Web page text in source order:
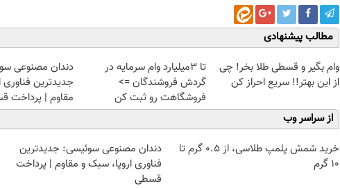
مطالب پیشنهادی
وام بگیر و قسطی طلا بخر! چی
از این بهتر!! سریع احراز کن
تا 3میلیارد وام سرمایه در
گردش فروشندگان =>
فروشگاهت رو ثبت کن
دندان مصنوعی
جدیدترین فناوری
مقاوم | پرداخت
از سراسر وب
خرید شمش پلمپ طلاسی، از ۰.۵ گرم تا
۱۰ گرم
دندان مصنوعی سوئیسی: جدیدترین
فناوری اروپا، سبک و مقاوم | پرداخت
قسطی